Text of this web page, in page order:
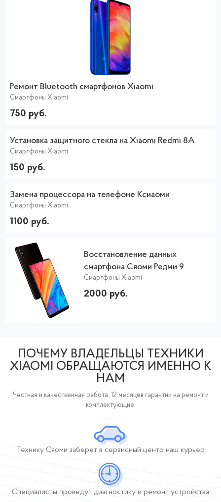
Ремонт Bluetooth смартфонов Xiaomi
Смартфоны Xiaomi
750 руб.
Установка защитного стекла на Xiaomi Redmi 8A
Смартфоны Xiaomi
150 руб.
Замена процессора на телефоне Ксиаоми
Смартфоны Xiaomi
1100 руб.
Восстановление данных
смартфона Сяоми Редми 9
Смартфоны Xiaomi
2000 руб.
ПОЧЕМУ ВЛАДЕЛЬЦЫ ТЕХНИКИ
XIAOMI ОБРАЩАЮТСЯ ИМЕННО К
НАМ
Честная и качественная работа, 12 месяцев гарантии на ремонт и
комплектующие.
Технику Сяоми заберетв сервисный центр наш курьер
Специалисты проведут диагностику и ремонт устройства